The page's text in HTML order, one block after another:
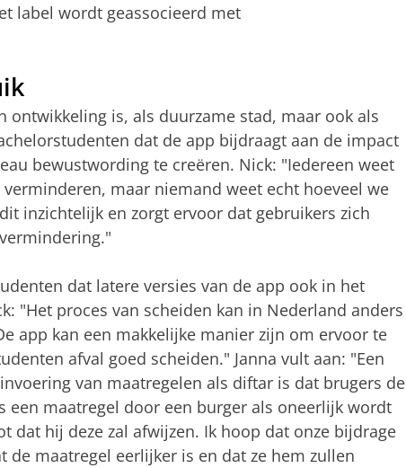
label wordt geassocieerd met
ontwikkeling is, als duurzame stad, maar ook als
dat de app bijdraagt aan de impact
bewustwording te creëren. Nick: "Iedereen weet
maar niemand weet echt hoeveel we
inzichtelijk en zorgt ervoor dat gebruikers zich
dat latere versies van de app ook in het
"Het proces van scheiden kan in Nederland anders
app kan een makkelijke manier zijn om ervoor te
afval goed scheiden." Janna vult aan: "Een
van maatregelen als diftar is dat brugers de
een maatregel door een burger als oneerlijk wordt
dat hij deze zal afwijzen. Ik hoop dat onze bijdrage
de maatregel eerlijker is en dat ze hem zullen